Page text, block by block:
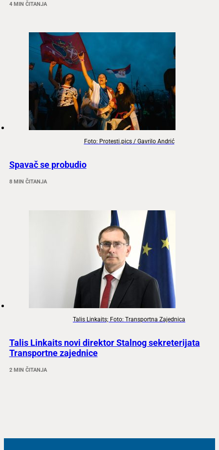
4 MIN ČITANJA
Foto: Protesti.pics / Gavrilo Andrić
Spavač se probudio
8 MIN ČITANJA
Talis Linkaits; Foto: Transportna Zajednica
Talis Linkaits novi direktor Stalnog sekreterijata
Transportne zajednice
2 MIN ČITANJA